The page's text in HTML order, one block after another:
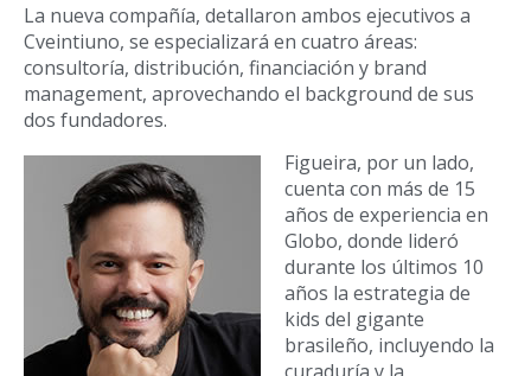
La nueva compañía, detallaron ambos ejecutivos a
Cveintiuno, se especializará en cuatro áreas:
consultoría, distribución, financiación y brand
management, aprovechando el background de sus
dos fundadores.
Figueira, por un lado,
cuenta con más de 15
años de experiencia en
Globo, donde lideró
durante los últimos 10
años la estrategia de
kids del gigante
brasileño, incluyendo la